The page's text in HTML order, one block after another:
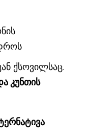
ქსოვილსაც.
კუნთის